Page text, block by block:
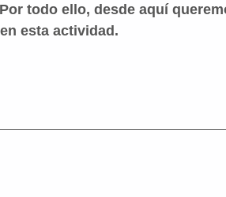
Por todo ello, desde aquí
esta actividad.